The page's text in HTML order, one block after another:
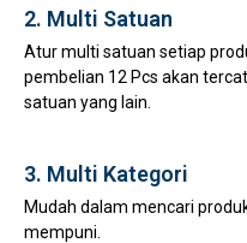
2. Multi Satuan
Atur multi satuan setiap
pembelian 12 Pcs akan
satuan yang lain.
3. Multi Kategori
Mudah dalam mencari
mempuni.